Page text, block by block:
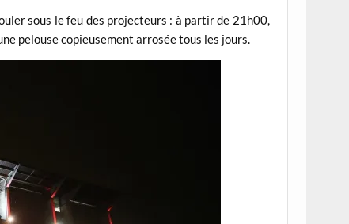
sous le feu des projecteurs : à partir de 21h00,
pelouse copieusement arrosée tous les jours.